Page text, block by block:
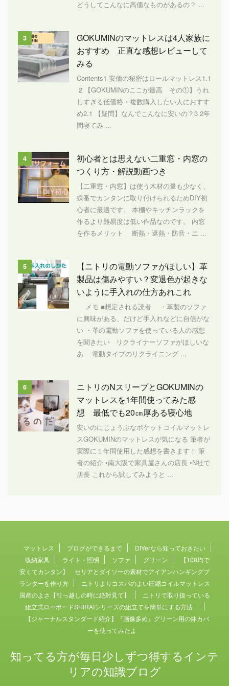
どうしてこんなに高価なものがあるの？ ...
3
GOKUMINのマットレスは4人家族に
おすすめ 正直な感想レビューして
みる
Contents1 安価の秘密はロールマットレス1.1
2 【GOKUMINのここが最高 その①】うれ
しすぎる低価格・複数購入したい人におすす
め2.1 【疑問】なんでこんなに安いの？3 2年
間寝てみ ...
4
初心者とは思えない二重窓・内窓の
つくり方・解説動画つき
【二重窓・内窓】は使う木材の量も少なく、
蝶番でカンタンに取り付けられるためDIY初
心者に最適です。 本棚やキッチンラックを
作るより難易度は低い作品なのです。 内窓
を作るメリット 断熱・遮熱・防音・エ ...
5
【ニトリの電動ソファがほしい】革
製品は傷みやすい？変退色が起きな
いように手入れの仕方あれこれ
メモ ■想定される読者 ・革製のソファ
に興味がある、だけど手入れなどに自信がな
い ・革の電動ソファを使っている人の感想
を聞きたい リクライナーソファがほしいな
あ 電動タイプのリクライニング ...
6
ニトリのNスリープとGOKUMINの
マットレスを1年間使ってみた感
想 最低でも20㎝厚ある寝心地
安いのにじょうぶなポケットコイルマットレ
スGOKUMINのマットレスが気になる 筆者が
実際に１年間使用した感想を書きます！ 筆
者の紹介 •南大阪で家具屋さんの店長 •N社で
店長 これから試してみようと ...
マットレス ブログができるまで
DIYerなら知っておきたい
収納家具
ライト・照明 ソファ グリーン
【100均で
安くてカンタン】 セリアとダイソーの素材でアイアンハンギングプ
ランターを作り方
ニトリよりコスパのよい圧縮コイルマットレス
国産のよさ【引っ越しの時に絶対見て】
ニトリで取り扱っている
組立式ローボードSHIRAIシリーズの組立てを簡単にする方法
【ジャーナルスタンダード紹介】『画像多め』グリーン用の鉢カバ
ーを使ってみたよ
知ってる方が毎日少しずつ得するインテ
リアの知識ブログ